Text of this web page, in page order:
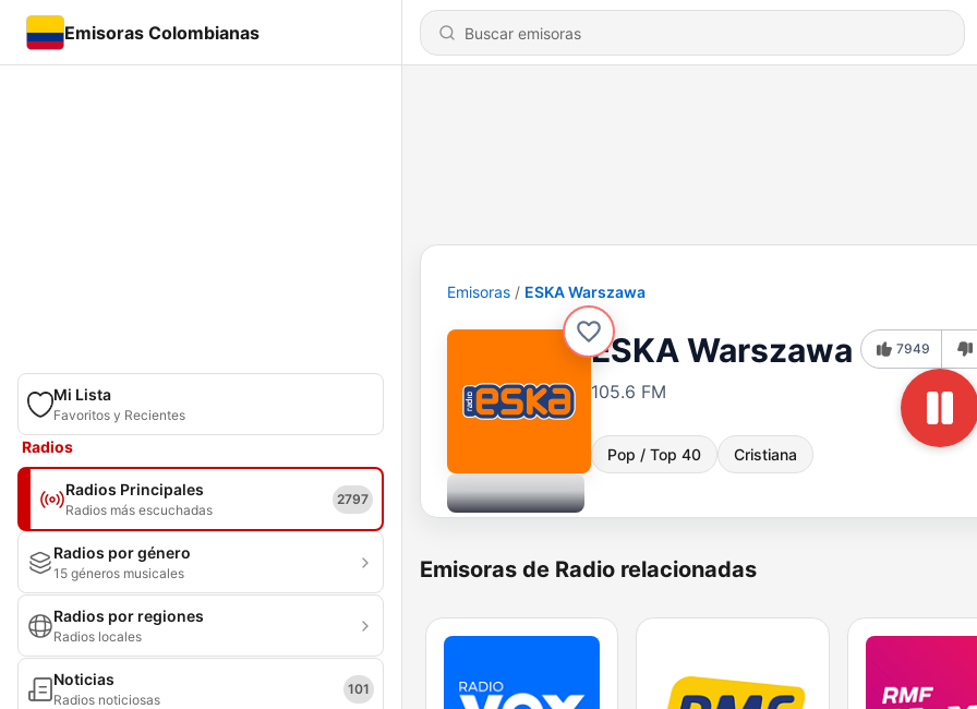
Emisoras Colombianas
Mi Lista
Favoritos y Recientes
Radios
Radios Principales
Radios más escuchadas
2797
Radios por género
15 géneros musicales
Radios por regiones
Radios locales
Noticias
Radios noticiosas
101
Emisoras ESKA Warszawa
ESKA Warszawa
105.6 FM
Pop / Top 40 Cristiana
7949
Emisoras de Radio relacionadas